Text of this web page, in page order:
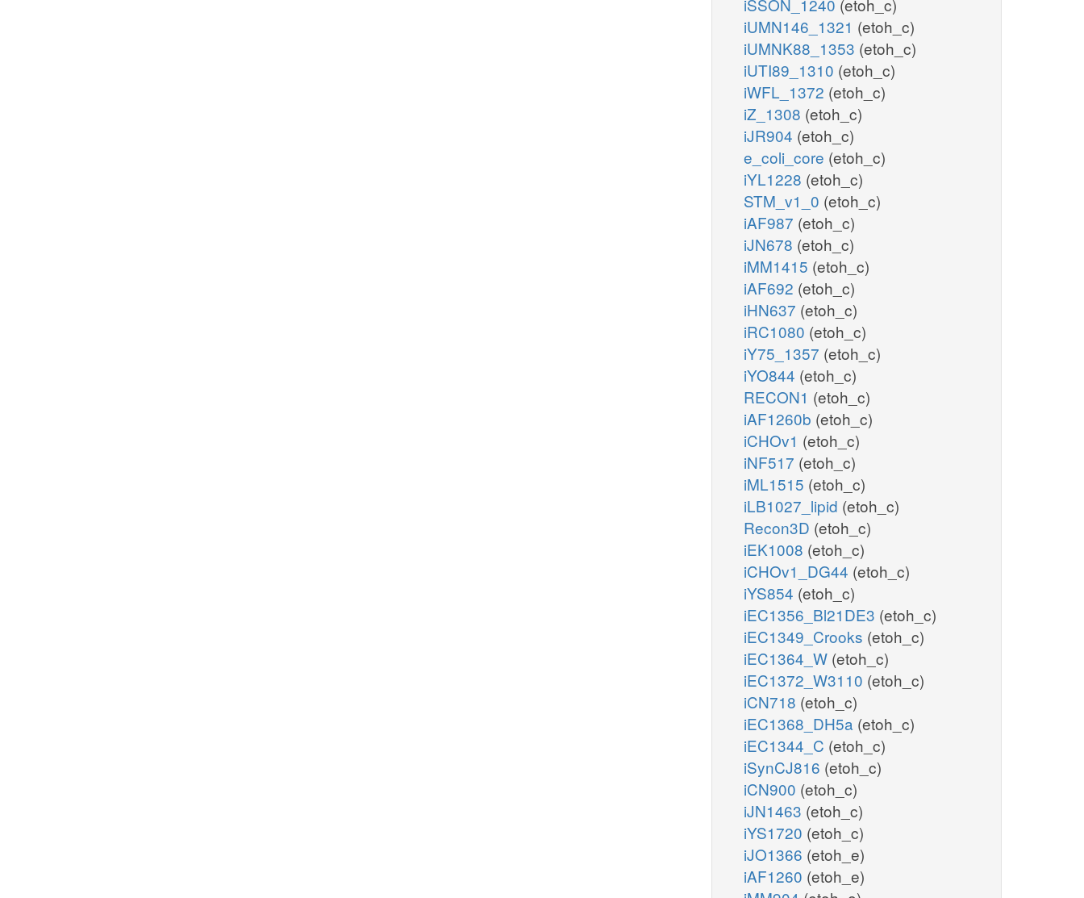
iSSON_1240 (etoh_c)
iUMN146_1321 (etoh_c)
iUMNK88_1353 (etoh_c)
iUTI89_1310 (etoh_c)
iWFL_1372 (etoh_c)
iZ_1308 (etoh_c)
iJR904 (etoh_c)
e_coli_core (etoh_c)
iYL1228 (etoh_c)
STM_v1_0 (etoh_c)
iAF987 (etoh_c)
iJN678 (etoh_c)
iMM1415 (etoh_c)
iAF692 (etoh_c)
iHN637 (etoh_c)
iRC1080 (etoh_c)
iY75_1357 (etoh_c)
iYO844 (etoh_c)
RECON1 (etoh_c)
iAF1260b (etoh_c)
iCHOv1 (etoh_c)
iNF517 (etoh_c)
iML1515 (etoh_c)
iLB1027_lipid (etoh_c)
Recon3D (etoh_c)
iEK1008 (etoh_c)
iCHOv1_DG44 (etoh_c)
iYS854 (etoh_c)
iEC1356_Bl21DE3 (etoh_c)
iEC1349_Crooks (etoh_c)
iEC1364_W (etoh_c)
iEC1372_W3110 (etoh_c)
iCN718 (etoh_c)
iEC1368_DH5a (etoh_c)
iEC1344_C (etoh_c)
iSynCJ816 (etoh_c)
iCN900 (etoh_c)
iJN1463 (etoh_c)
iYS1720 (etoh_c)
iJO1366 (etoh_e)
iAF1260 (etoh_e)